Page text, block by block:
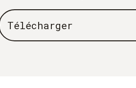
Télécharger